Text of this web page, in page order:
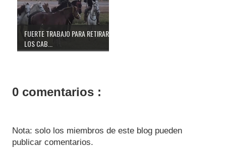
FUERTE TRABAJO PARA RETIRAR
LOS CAB...
0 comentarios :
Nota: solo los miembros de este blog pueden
publicar comentarios.